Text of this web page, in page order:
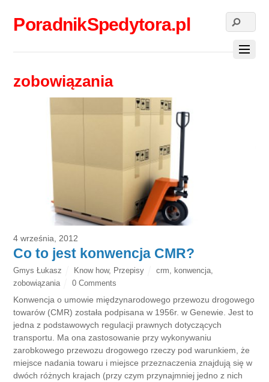
PoradnikSpedytora.pl
zobowiązania
4 września, 2012
Co to jest konwencja CMR?
Gmys Łukasz Know how, Przepisy crm konwencja,
zobowiązania
0 Comments
Konwencja o umowie międzynarodowego przewozu drogowego
towarów (CMR) została podpisana w 1956r. w Genewie. Jest to
jedna z podstawowych regulacji prawnych dotyczących
transportu. Ma ona zastosowanie przy wykonywaniu
zarobkowego przewozu drogowego rzeczy pod warunkiem, że
miejsce nadania towaru i miejsce przeznaczenia znajdują się w
dwóch różnych krajach (przy czym przynajmniej jedno z nich